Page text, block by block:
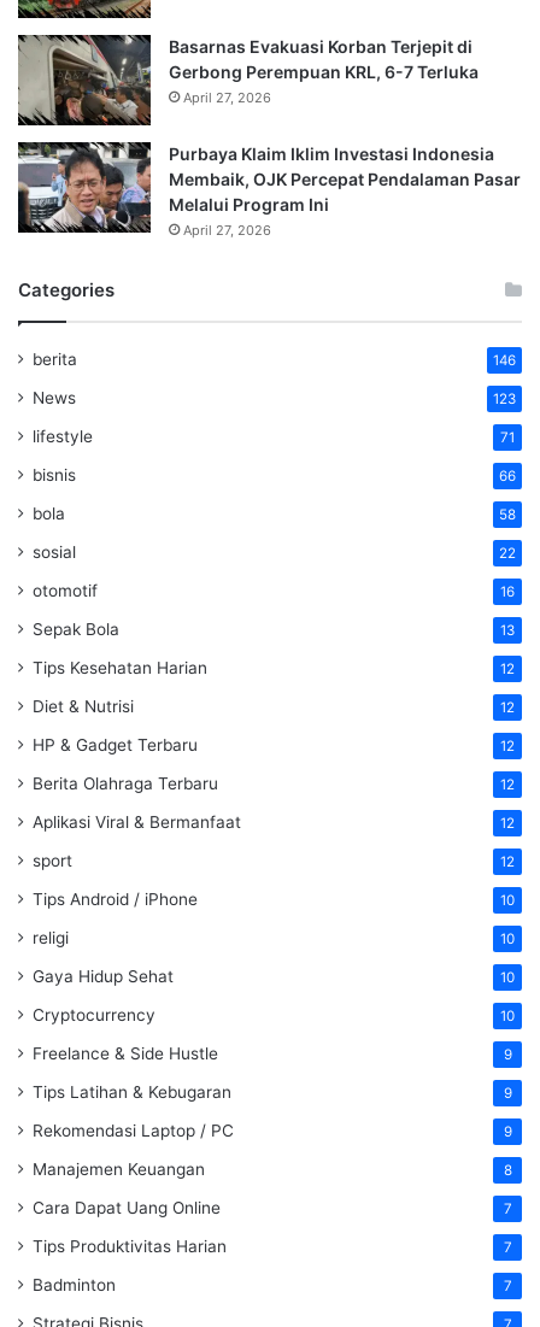
Basarnas Evakuasi Korban Terjepit di
Gerbong Perempuan KRL, 6-7 Terluka
April 27, 2026
Purbaya Klaim Iklim Investasi Indonesia
Membaik, OJK Percepat Pendalaman Pasar
Melalui Program Ini
April 27, 2026
Categories
berita 146
News 123
lifestyle 71
bisnis 66
bola 58
sosial 22
otomotif 16
Sepak Bola 13
Tips Kesehatan Harian 12
Diet & Nutrisi 12
HP & Gadget Terbaru 12
Berita Olahraga Terbaru 12
Aplikasi Viral & Bermanfaat 12
sport 12
Tips Android / iPhone 10
religi 10
Gaya Hidup Sehat 10
Cryptocurrency 10
Freelance & Side Hustle 9
Tips Latihan & Kebugaran 9
Rekomendasi Laptop / PC 9
Manajemen Keuangan 8
Cara Dapat Uang Online 7
Tips Produktivitas Harian 7
Badminton 7
Strategi Bisnis